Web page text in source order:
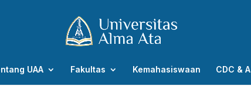
UAA Fakultas Kemahasiswaan CDC &